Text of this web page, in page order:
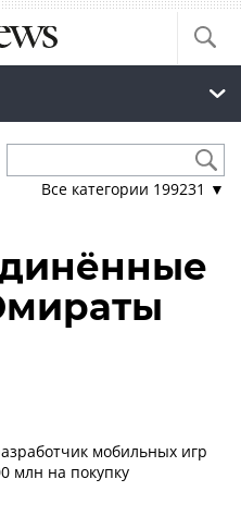
Все категории 199231 ▼
мобильных игр
млн на покупку